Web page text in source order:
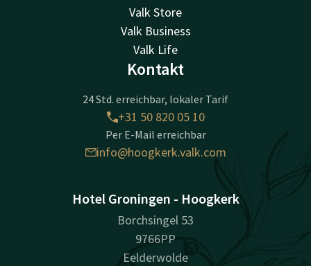
Valk Store
Valk Business
Valk Life
Kontakt
24 Std. erreichbar, lokaler Tarif
+31 50 820 05 10
Per E-Mail erreichbar
info@hoogkerk.valk.com
Hotel Groningen - Hoogkerk
Borchsingel 53
9766PP
Eelderwolde